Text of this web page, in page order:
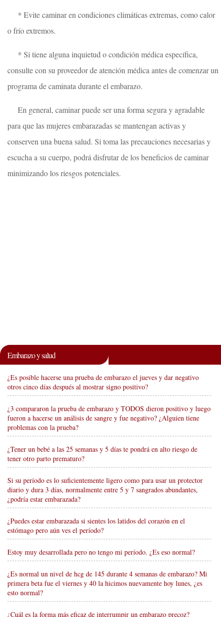
* Evite caminar en condiciones climáticas extremas, como calor
o frío extremos.
* Si tiene alguna inquietud o condición médica específica,
consulte con su proveedor de atención médica antes de comenzar un
programa de caminata durante el embarazo.
En general, caminar puede ser una forma segura y agradable
para que las mujeres embarazadas se mantengan activas y
conserven una buena salud. Si toma las precauciones necesarias y
escucha a su cuerpo, podrá disfrutar de los beneficios de caminar
minimizando los riesgos potenciales.
Embarazo y salud
¿Es posible hacerse una prueba de embarazo el jueves y dar negativo
otros cinco días después al mostrar signo positivo?
¿3 compararon la prueba de embarazo y TODOS dieron positivo y luego
fueron a hacerse un análisis de sangre y fue negativo? ¿Alguien tiene
problemas con la prueba?
¿Tener un bebé a las 25 semanas y 5 días te pondrá en alto riesgo de
tener otro parto prematuro?
Si su período es lo suficientemente ligero como para usar un protector
diario y dura 3 días, normalmente entre 5 y 7 sangrados abundantes,
¿podría estar embarazada?
¿Puedes estar embarazada si sientes los latidos del corazón en el
estómago pero aún ves el período?
Estoy muy desarrollada pero no tengo mi período. ¿Es eso normal?
¿Es normal un nivel de hcg de 145 durante 4 semanas de embarazo? Mi
primera beta fue el viernes y 40 la hicimos nuevamente hoy lunes, ¿es
esto normal?
¿Cuál es la forma más eficaz de interrumpir un embarazo precoz?